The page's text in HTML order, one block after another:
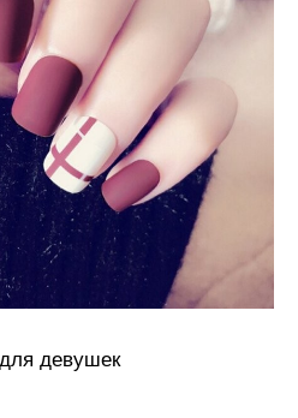
девушек